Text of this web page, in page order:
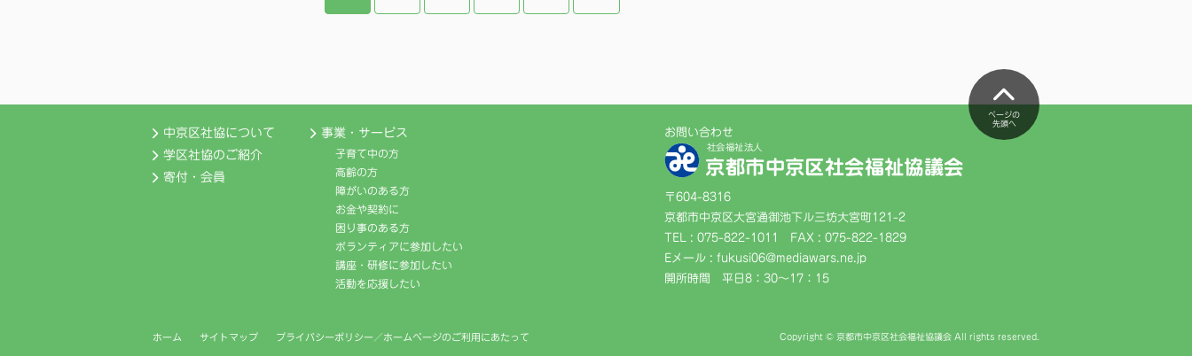
ページの
先頭へ
中京区社協について
学区社協のご紹介
寄付・会員
事業・サービス
子育て中の方
高齢の方
障がいのある方
お金や契約に
困り事のある方
ボランティアに参加したい
講座・研修に参加したい
活動を応援したい
お問い合わせ
社会福祉法人
京都市中京区社会福祉協議会
〒604-8316
京都市中京区大宮通御池下ル三坊大宮町121-2
TEL : 075-822-1011
FAX : 075-822-1829
Eメール : fukusi06@mediawars.ne.jp
開所時間 平日8：30〜17：15
ホーム サイトマップ プライバシーポリシー／ホームページのご利用にあたって Copyright © 京都市中京区社会福祉協議会 All rights reserved.